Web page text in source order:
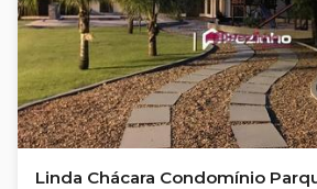
Linda Chácara Condomínio